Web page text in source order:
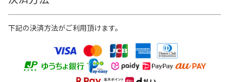
下記の決済方法がご利用頂けます。